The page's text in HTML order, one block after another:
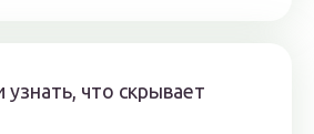
узнать, что скрывает